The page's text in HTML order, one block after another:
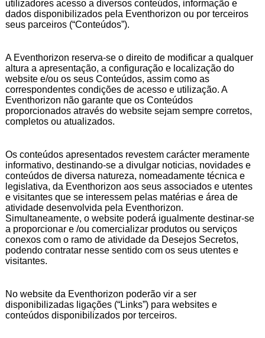
utilizadores acesso a diversos conteúdos, informação e
dados disponibilizados pela Eventhorizon ou por terceiros
seus parceiros (“Conteúdos”).
A Eventhorizon reserva-se o direito de modificar a qualquer
altura a apresentação, a configuração e localização do
website e/ou os seus Conteúdos, assim como as
correspondentes condições de acesso e utilização. A
Eventhorizon não garante que os Conteúdos
proporcionados através do website sejam sempre corretos,
completos ou atualizados.
Os conteúdos apresentados revestem carácter meramente
informativo, destinando-se a divulgar noticias, novidades e
conteúdos de diversa natureza, nomeadamente técnica e
legislativa, da Eventhorizon aos seus associados e utentes
e visitantes que se interessem pelas matérias e área de
atividade desenvolvida pela Eventhorizon.
Simultaneamente, o website poderá igualmente destinar-se
a proporcionar e /ou comercializar produtos ou serviços
conexos com o ramo de atividade da Desejos Secretos,
podendo contratar nesse sentido com os seus utentes e
visitantes.
No website da Eventhorizon poderão vir a ser
disponibilizadas ligações (“Links”) para websites e
conteúdos disponibilizados por terceiros.